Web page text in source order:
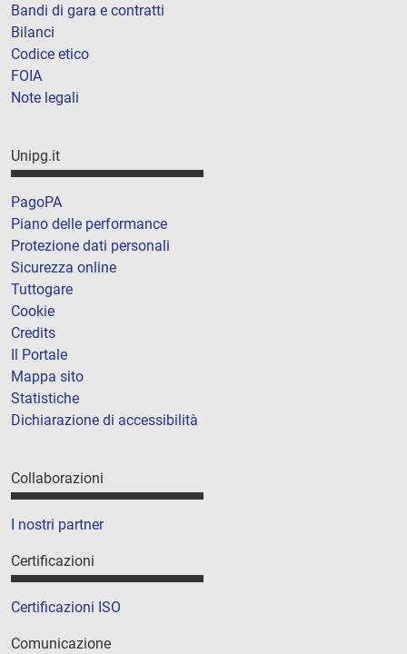
Bandi di gara e contratti
Bilanci
Codice etico
FOIA
Note legali
Unipg.it
PagoPA
Piano delle performance
Protezione dati personali
Sicurezza online
Tuttogare
Cookie
Credits
Il Portale
Mappa sito
Statistiche
Dichiarazione di accessibilità
Collaborazioni
I nostri partner
Certificazioni
Certificazioni ISO
Comunicazione